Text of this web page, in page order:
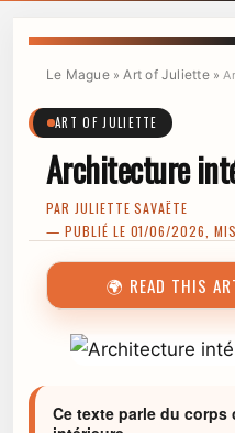
Le Mague»Art of Juliette »
ART OF JULIETTE
Architecture
PAR JULIETTE SAVAËTE
— PUBLIÉ LE 01/06/2026,
🌍 READ THIS
Ce texte parle du